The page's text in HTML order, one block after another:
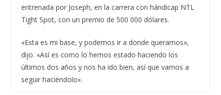
entrenada por Joseph, en la carrera con hándicap NTL
Tight Spot, con un premio de 500 000 dólares.
«Esta es mi base, y podemos ir a donde queramos»,
dijo. «Así es como lo hemos estado haciendo los
últimos dos años y nos ha ido bien, así que vamos a
seguir haciéndolo».